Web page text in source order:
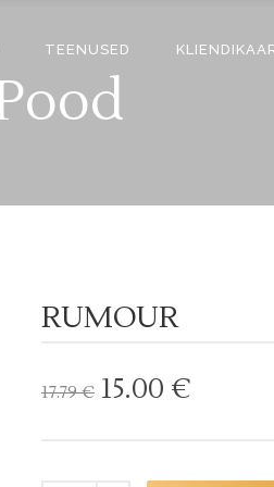
TEENUSED
RUMOUR
17.79€ Algne
15.00 €